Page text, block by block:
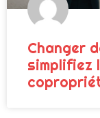
Changer
simplifiez